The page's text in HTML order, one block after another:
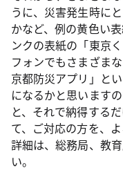
うに、災害発生時に
かなど、例の黄色い
ンクの表紙の「東京
フォンでもさまざま
京都防災アプリ」と
になるかと思います
と、それで納得する
て、ご対応の方を、
詳細は、総務局、教
い。